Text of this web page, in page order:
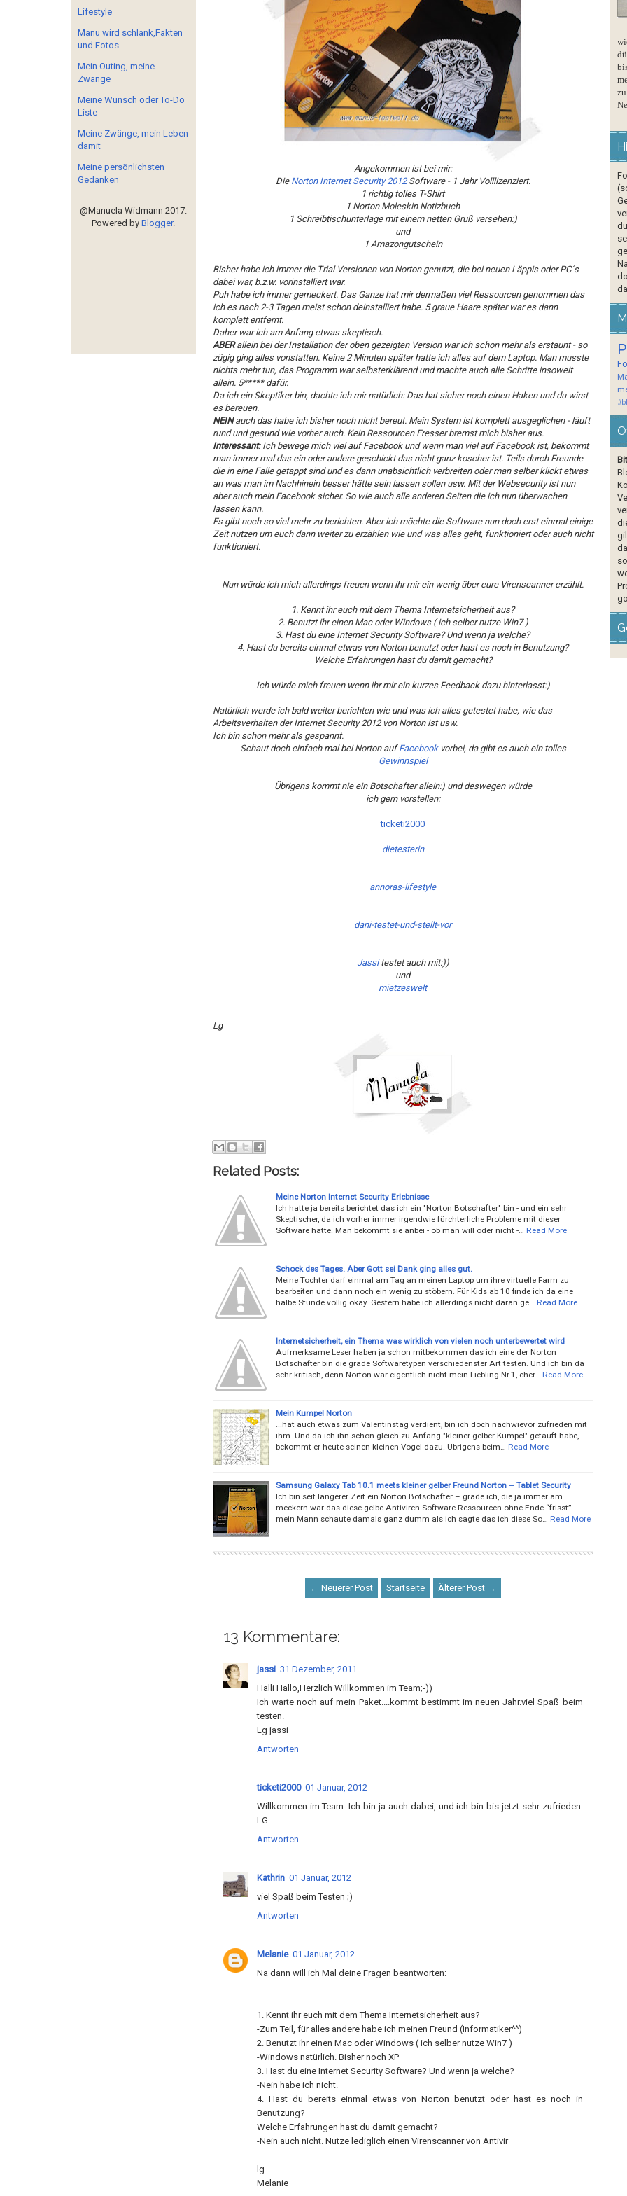
Angekommen ist bei mir:
Die Norton Internet Security 2012Software - 1 Jahr Volllizenziert.
1 richtig tolles T-Shirt
1 Norton Moleskin Notizbuch
1 Schreibtischunterlage mit einem netten Gruß versehen:)
und
1 Amazongutschein
Bisher habe ich immer die Trial Versionen von Norton genutzt, die bei neuen Läppis oder PC´s
dabei war, b.z.w. vorinstalliert war.
Puh habe ich immer gemeckert. Das Ganze hat mir dermaßen viel Ressourcen genommen das
ich es nach 2-3 Tagen meist schon deinstalliert habe. 5 graue Haare später war es dann
komplett entfernt.
Daher war ich am Anfang etwas skeptisch.
ABERallein bei der Installation der oben gezeigten Version war ich schon mehr als erstaunt - so
zügig ging alles vonstatten. Keine 2 Minuten später hatte ich alles auf dem Laptop. Man musste
nichts mehr tun, das Programm war selbsterklärend und machte auch alle Schritte insoweit
allein. 5***** dafür.
Da ich ein Skeptiker bin, dachte ich mir natürlich: Das hat sicher noch einen Haken und du wirst
es bereuen.
NEINauch das habe ich bisher noch nicht bereut. Mein System ist komplett ausgeglichen - läuft
rund und gesund wie vorher auch. Kein Ressourcen Fresser bremst mich bisher aus.
Interessant: Ich bewege mich viel auf Facebook und wenn man viel auf Facebook ist, bekommt
man immer mal das ein oder andere geschickt das nicht ganz koscher ist. Teils durch Freunde
die in eine Falle getappt sind und es dann unabsichtlich verbreiten oder man selber klickt etwas
an was man im Nachhinein besser hätte sein lassen sollen usw. Mit der Websecurity ist nun
aber auch mein Facebook sicher. So wie auch alle anderen Seiten die ich nun überwachen
lassen kann.
Es gibt noch so viel mehr zu berichten. Aber ich möchte die Software nun doch erst einmal einige
Zeit nutzen um euch dann weiter zu erzählen wie und was alles geht, funktioniert oder auch nicht
funktioniert.
Nun würde ich mich allerdings freuen wenn ihr mir ein wenig über eure Virenscanner erzählt.
1. Kennt ihr euch mit dem Thema Internetsicherheit aus?
2. Benutzt ihr einen Mac oder Windows ( ich selber nutze Win7 )
3. Hast du eine Internet Security Software? Und wenn ja welche?
4. Hast du bereits einmal etwas von Norton benutzt oder hast es noch in Benutzung?
Welche Erfahrungen hast du damit gemacht?
Ich würde mich freuen wenn ihr mir ein kurzes Feedback dazu hinterlasst:)
Natürlich werde ich bald weiter berichten wie und was ich alles getestet habe, wie das
Arbeitsverhalten der Internet Security 2012 von Norton ist usw.
Ich bin schon mehr als gespannt.
Schaut doch einfach mal bei Norton aufFacebookvorbei, da gibt es auch ein tolles
Gewinnspiel
Übrigens kommt nie ein Botschafter allein:) und deswegen würde
ich gern vorstellen:
ticketi2000
dietesterin
annoras-lifestyle
dani-testet-und-stellt-vor
Jassitestet auch mit:))
und
mietzeswelt
Lg
Related Posts:
Meine Norton Internet Security Erlebnisse
Ich hatte ja bereits berichtet das ich ein "Norton Botschafter" bin - und ein sehr
Skeptischer, da ich vorher immer irgendwie fürchterliche Probleme mit dieser
Software hatte. Man bekommt sie anbei - ob man will oder nicht -…
Read More
Schock des Tages. Aber Gott sei Dank ging alles gut.
Meine Tochter darf einmal am Tag an meinen Laptop um ihre virtuelle Farm zu
bearbeiten und dann noch ein wenig zu stöbern. Für Kids ab 10 finde ich da eine
halbe Stunde völlig okay. Gestern habe ich allerdings nicht daran ge…
Read More
Internetsicherheit, ein Thema was wirklich von vielen noch unterbewertet wird
Aufmerksame Leser haben ja schon mitbekommen das ich eine der Norton
Botschafter bin die grade Softwaretypen verschiedenster Art testen. Und ich bin da
sehr kritisch, denn Norton war eigentlich nicht mein Liebling Nr.1, eher…
Read More
Mein Kumpel Norton
...hat auch etwas zum Valentinstag verdient, bin ich doch nachwievor zufrieden mit
ihm. Und da ich ihn schon gleich zu Anfang "kleiner gelber Kumpel" getauft habe,
bekommt er heute seinen kleinen Vogel dazu. Übrigens beim…
Read More
Samsung Galaxy Tab 10.1 meets kleiner gelber Freund Norton – Tablet Security
Ich bin seit längerer Zeit ein Norton Botschafter – grade ich, die ja immer am
meckern war das diese gelbe Antiviren Software Ressourcen ohne Ende “frisst” –
mein Mann schaute damals ganz dumm als ich sagte das ich diese So…
Read More
← Neuerer Post Startseite Älterer Post →
13 Kommentare:
jassi 31 Dezember, 2011
Halli Hallo,Herzlich Willkommen im Team;-))
Ich warte noch auf mein Paket....kommt bestimmt im neuen Jahr.viel Spaß beim
testen.
Lg jassi
Antworten
ticketi2000 01 Januar, 2012
Willkommen im Team. Ich bin ja auch dabei, und ich bin bis jetzt sehr zufrieden.
LG
Antworten
Kathrin 01 Januar, 2012
viel Spaß beim Testen ;)
Antworten
Melanie 01 Januar, 2012
Na dann will ich Mal deine Fragen beantworten:
1. Kennt ihr euch mit dem Thema Internetsicherheit aus?
-Zum Teil, für alles andere habe ich meinen Freund (Informatiker^^)
2. Benutzt ihr einen Mac oder Windows ( ich selber nutze Win7 )
-Windows natürlich. Bisher noch XP
3. Hast du eine Internet Security Software? Und wenn ja welche?
-Nein habe ich nicht.
4. Hast du bereits einmal etwas von Norton benutzt oder hast es noch in
Benutzung?
Welche Erfahrungen hast du damit gemacht?
-Nein auch nicht. Nutze lediglich einen Virenscanner von Antivir
lg
Melanie
Lifestyle
Manu wird schlank,Fakten
und Fotos
Mein Outing, meine
Zwänge
Meine Wunsch oder To-Do
Liste
Meine Zwänge, mein Leben
damit
Meine persönlichsten
Gedanken
@Manuela Widmann 2017.
Powered by Blogger.